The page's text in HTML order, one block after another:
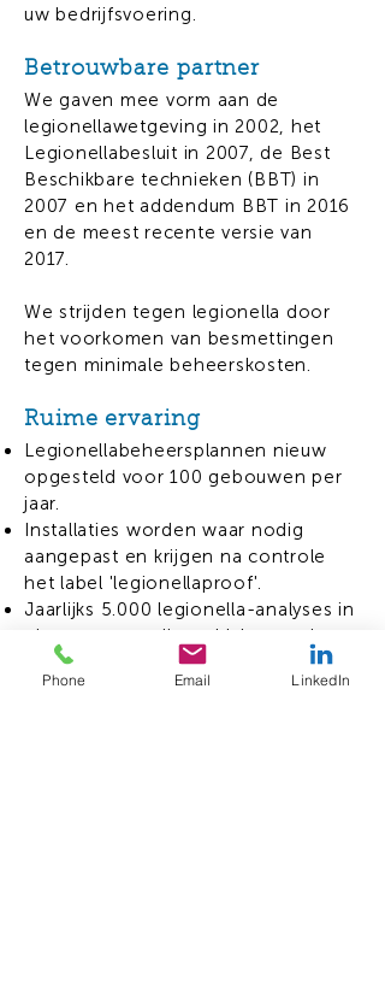
uw bedrijfsvoering.
Betrouwbare partner
We gaven mee vorm aan de
legionellawetgeving in 2002, het
Legionellabesluit in 2007, de Best
Beschikbare technieken (BBT) in
2007 en het addendum BBT in 2016
en de meest recente versie van
2017.
We strijden tegen legionella door
het voorkomen van besmettingen
tegen minimale beheerskosten.
Ruime ervaring
Legionellabeheersplannen nieuw
opgesteld voor 100 gebouwen per
jaar.
Installaties worden waar nodig
aangepast en krijgen na controle
het label 'legionellaproof'.
Jaarlijks 5.000 legionella-analyses in
eigen geaccrediteerd laboratorium
Ons bedrijf was als eerste Vlaams
waterbedrijf erkend voor de analyse
Phone Email LinkedIn